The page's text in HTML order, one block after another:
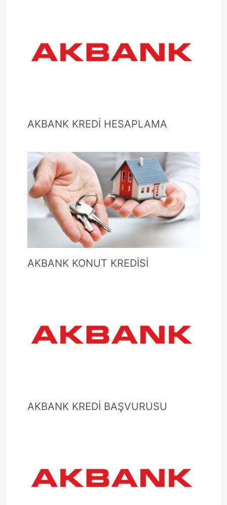
AKBANK KREDİ HESAPLAMA
AKBANK KONUT KREDİSİ
AKBANK KREDİ BAŞVURUSU